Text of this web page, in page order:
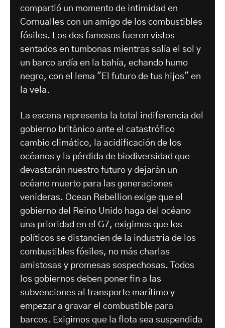
compartió un momento de intimidad en
Cornualles con un amigo de los combustibles
fósiles. Los dos famosos fueron vistos
sentados en tumbonas mientras salía el sol y
un barco ardía en la bahía, echando humo
negro, con el lema "El futuro de tus hijos" en
la vela.
La escena representa la total indiferencia del
gobierno británico ante el catastrófico
cambio climático, la acidificación de los
océanos y la pérdida de biodiversidad que
devastarán nuestro futuro y dejarán un
océano muerto para las generaciones
venideras. Ocean Rebellion exige que el
gobierno del Reino Unido haga del océano
una prioridad en el G7, exigimos que los
políticos se distancien de la industria de los
combustibles fósiles, no más charlas
amistosas y promesas sospechosas. Todos
los gobiernos deben poner fin a las
subvenciones al transporte marítimo y
empezar a gravar el combustible para
barcos. Exigimos que la flota sea suspendida